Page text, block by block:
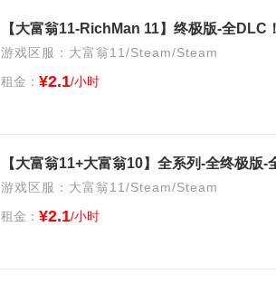
游戏区服：大富翁11/Steam/Steam
租金： ¥2.1/小时
游戏区服：大富翁11/Steam/Steam
租金： ¥2.1/小时